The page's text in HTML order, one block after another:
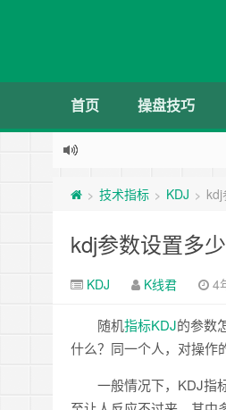
首页 操盘技巧
> 技术指标 > KDJ >
kdj参数设置多
KDJ K线君 4
随机指标KDJ的参数
什么？同一个人，对操作
一般情况下，KDJ指标